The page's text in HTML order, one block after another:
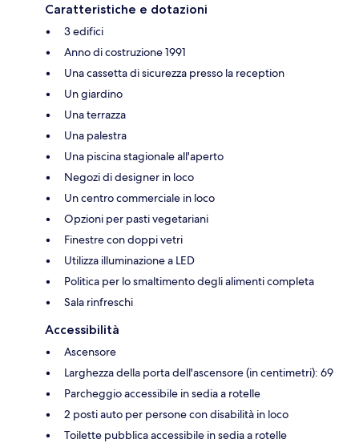
Caratteristiche e dotazioni
3 edifici
Anno di costruzione 1991
Una cassetta di sicurezza presso la reception
Un giardino
Una terrazza
Una palestra
Una piscina stagionale all'aperto
Negozi di designer in loco
Un centro commerciale in loco
Opzioni per pasti vegetariani
Finestre con doppi vetri
Utilizza illuminazione a LED
Politica per lo smaltimento degli alimenti completa
Sala rinfreschi
Accessibilità
Ascensore
Larghezza della porta dell'ascensore (in centimetri): 69
Parcheggio accessibile in sedia a rotelle
2 posti auto per persone con disabilità in loco
Toilette pubblica accessibile in sedia a rotelle